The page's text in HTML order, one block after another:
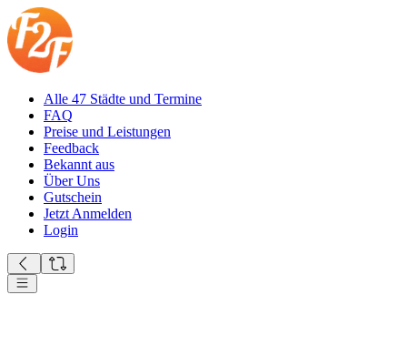
Alle 47 Städte und Termine
FAQ
Preise und Leistungen
Feedback
Bekannt aus
Über Uns
Gutschein
Jetzt Anmelden
Login